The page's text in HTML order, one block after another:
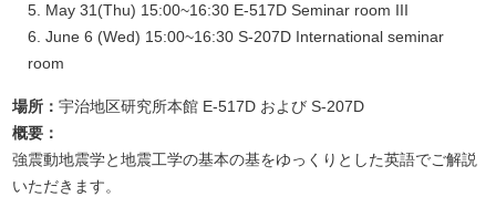
May 31(Thu) 15:00~16:30 E-517D Seminar room III
June 6 (Wed) 15:00~16:30 S-207D International seminar
room
場所：宇治地区研究所本館 E-517D および S-207D
概要：
強震動地震学と地震工学の基本の基をゆっくりとした英語でご解説
いただきます。